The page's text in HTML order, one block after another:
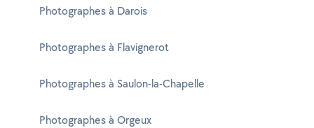
Photographes à Darois
Photographes à Flavignerot
Photographes à Saulon-la-Chapelle
Photographes à Orgeux